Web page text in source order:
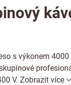
s výkonem
V.Zobrazit více